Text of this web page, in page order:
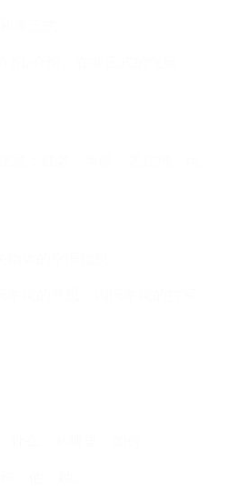
非正式。
绍/介绍。在非正式的气氛
息：姓名、年龄、居住地、电
物体的空间信息。
单词的意思、询问单词的拼写
什么、从哪里、如何。
、他、她。